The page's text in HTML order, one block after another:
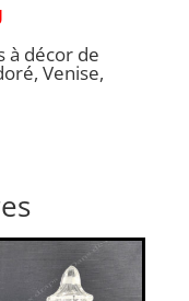
à décor de
Venise,